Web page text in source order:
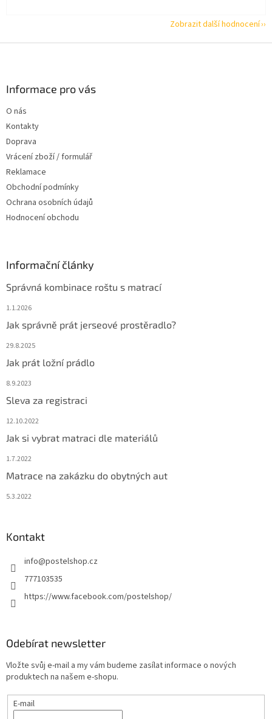
Zobrazit další hodnocení
Informace pro vás
O nás
Kontakty
Doprava
Vrácení zboží / formulář
Reklamace
Obchodní podmínky
Ochrana osobních údajů
Hodnocení obchodu
Informační články
Správná kombinace roštu s matrací
1.1.2026
Jak správně prát jerseové prostěradlo?
29.8.2025
Jak prát ložní prádlo
8.9.2023
Sleva za registraci
12.10.2022
Jak si vybrat matraci dle materiálů
1.7.2022
Matrace na zakázku do obytných aut
5.3.2022
Kontakt
info@postelshop.cz
777103535
https://www.facebook.com/postelshop/
Odebírat newsletter
Vložte svůj e-mail a my vám budeme zasílat informace o nových
produktech na našem e-shopu.
E-mail